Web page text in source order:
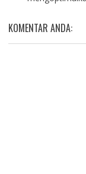
KOMENTAR ANDA: